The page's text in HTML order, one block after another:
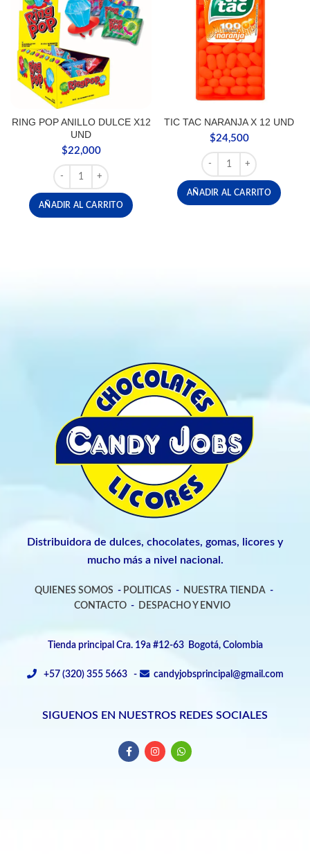
RING POP ANILLO DULCE X12
UND
$22,000
RING POP ANILLO DULCE X12 UND cantidad
AÑADIR AL CARRITO
TIC TAC NARANJA X 12 UND
$24,500
TIC TAC NARANJA X
AÑADIR AL CARRITO
Distribuidora de dulces, chocolates, gomas, licores y
mucho más a nivel nacional.
QUIENES SOMOS - POLITICAS - NUESTRA TIENDA -
CONTACTO- DESPACHO Y ENVIO
Tienda principal Cra. 19a #12-63 Bogotá, Colombia
+57 (320) 355 5663 - candyjobsprincipal@gmail.com
SIGUENOS EN NUESTROS REDES SOCIALES